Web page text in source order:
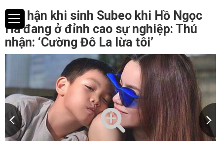
Hối hận khi sinh Subeo khi Hồ Ngọc
Hà đang ở đỉnh cao sự nghiệp: Thú
nhận: ‘Cường Đô La lừa tôi’